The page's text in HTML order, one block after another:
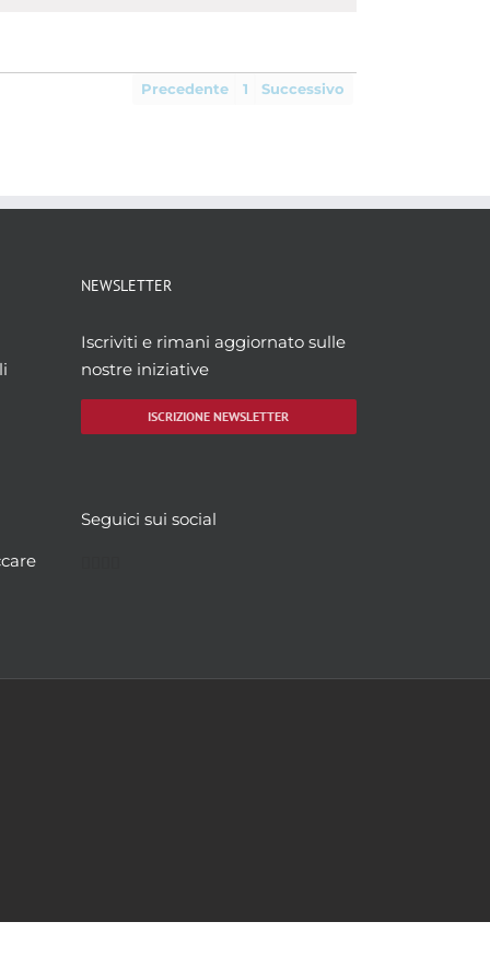
Precedente 1 Successivo
NEWSLETTER
Iscriviti e rimani aggiornato sulle
nostre iniziative
ISCRIZIONE NEWSLETTER
Seguici sui social